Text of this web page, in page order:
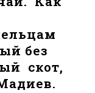
без
скот,